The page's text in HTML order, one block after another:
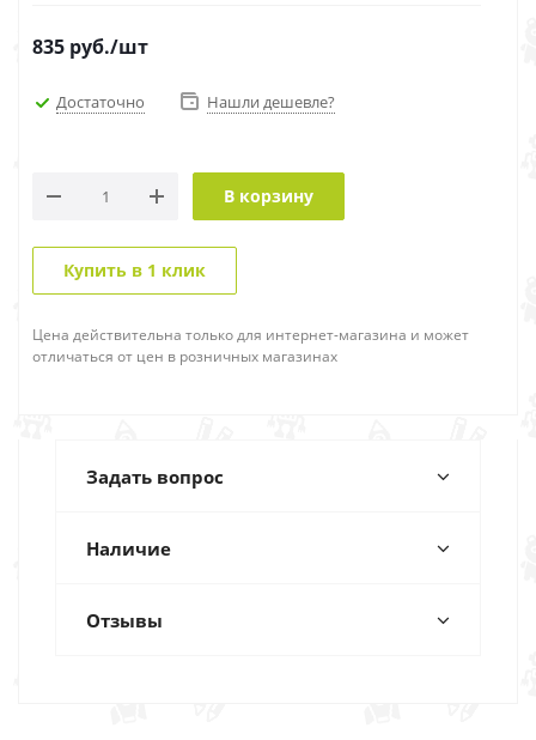
835 руб./шт
Достаточно Нашли дешевле?
В корзину
Купить в 1 клик
Цена действительна только для интернет-магазина и может
отличаться от цен в розничных магазинах
Задать вопрос
Наличие
Отзывы